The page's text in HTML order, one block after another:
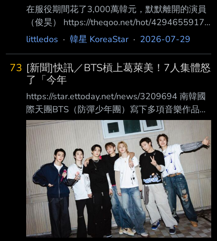
在服役期間花了3,000萬韓元，默默離開的演員
（俊昊） https://theqoo.net/hot/4294655917
2PM 李俊昊在擔任社會服務要員期間，因為在
手術，甚至連脊椎也受傷，最後被判定為兵役4
級，因此以社會服務要員身分服役。 他被分發
到首爾瑞草區的一間身心障礙者日間照護中心。
雖然一開始對身心障礙照護毫無經驗， 但幾乎
沒有請假，每天陪伴服務對象、牽著他們的手，
連用餐都親自照顧。 中心剛成立時沒有交通
車，大家都很困擾。 李俊昊看到後，自掏腰包
捐贈了
littledos · 韓星 KoreaStar· 2026-07-29
73 [新聞]快訊／BTS槓上葛萊美！7人集體怒
了「今年
https://star.ettoday.net/news/3209694 南韓國
際天團BTS（防彈少年團）寫下多項音樂作品紀
錄，
https://cdn2.ettoday.net/images/8784/d87847
71.jpg ▲BTS宣言不會參加2027年的葛萊美。
（圖／翻攝自X） BTS全體於29日集體發聲表示
「我們今年決定不報名葛萊美獎， 我們希望音
樂不再因地區或語言而被區分，而是音樂本身能
夠被傾聽、 被喜愛，感謝一直陪伴著我們的
ARMY，以及所有支持我們的人。」宣言拒絕參
加2027年的葛 萊美